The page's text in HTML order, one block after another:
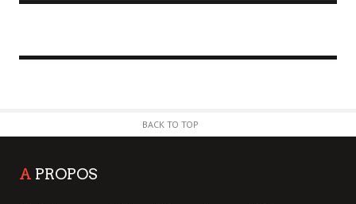
BACK TO TOP
A PROPOS